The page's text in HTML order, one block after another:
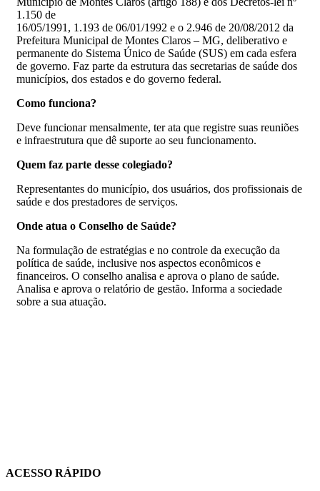
1.150 de
16/05/1991, 1.193 de 06/01/1992 e o 2.946 de 20/08/2012 da
Prefeitura Municipal de Montes Claros – MG, deliberativo e
permanente do Sistema Único de Saúde (SUS) em cada esfera
de governo. Faz parte da estrutura das secretarias de saúde dos
municípios, dos estados e do governo federal.
Como funciona?
Deve funcionar mensalmente, ter ata que registre suas reuniões
e infraestrutura que dê suporte ao seu funcionamento.
Quem faz parte desse colegiado?
Representantes do município, dos usuários, dos profissionais de
saúde e dos prestadores de serviços.
Onde atua o Conselho de Saúde?
Na formulação de estratégias e no controle da execução da
política de saúde, inclusive nos aspectos econômicos e
financeiros. O conselho analisa e aprova o plano de saúde.
Analisa e aprova o relatório de gestão. Informa a sociedade
sobre a sua atuação.
ACESSO RÁPIDO